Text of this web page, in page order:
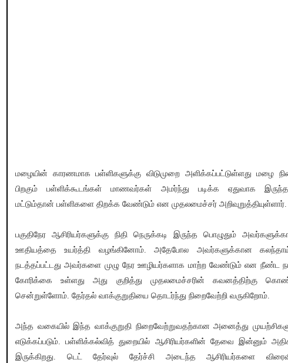
மழையின் காரணமாக பள்ளிகளுக்கு விடுமுறை அளிக்கப்பட்டுள்ளது மழை
பிறகும் பள்ளிக்கூடங்கள் மாணவர்கள் அமர்ந்து படிக்க ஏதுவாக
மட்டும்தான் பள்ளிகளை திறக்க வேண்டும் என முதலமைச்சர் அறிவுறுத்தியுள்ளார்.
பகுதிநேர ஆசிரியர்களுக்கு நிதி நெருக்கடி இருந்த பொழுதும்
ஊதியத்தை உயர்த்தி வழங்கினோம். அதேபோல அவர்களுக்கான
நடத்தப்பட்டது அவர்களை முழு நேர ஊழியர்களாக மாற்ற வேண்டும் என நீண்ட
கோரிக்கை உள்ளது அது குறித்து முதலமைச்சரின் கவனத்திற்கு
சென்றுள்ளோம். தேர்தல் வாக்குறுதியை தொடர்ந்து நிறைவேற்றி வருகிறோம்.
அந்த வகையில் இந்த வாக்குறுதி நிறைவேற்றுவதற்கான அனைத்து
எடுக்கப்படும். பள்ளிக்கல்வித் துறையில் ஆசிரியர்களின் தேவை இன்னும்
இருக்கிறது. டெட் தேர்வுல் தேர்ச்சி அடைந்த ஆசிரியர்களை